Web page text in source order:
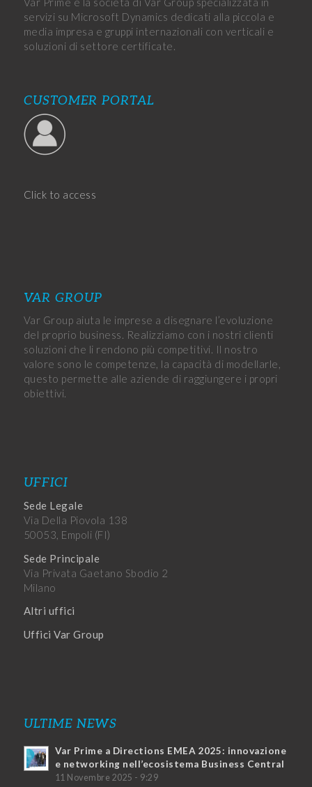
servizi su Microsoft Dynamics dedicati alla piccola e
media impresa e gruppi internazionali con verticali e
soluzioni di settore certificate.
CUSTOMER PORTAL
Click to access
VAR GROUP
Var Group aiuta le imprese a disegnare l’evoluzione
del proprio business. Realizziamo con i nostri clienti
soluzioni che li rendono più competitivi. Il nostro
valore sono le competenze, la capacità di modellarle,
questo permette alle aziende di raggiungere i propri
obiettivi.
UFFICI
Sede Legale
Via Della Piovola 138
50053, Empoli (FI)
Sede Principale
Via Privata Gaetano Sbodio 2
Milano
Altri uffici
Uffici Var Group
ULTIME NEWS
Var Prime a Directions EMEA 2025: innovazione
e networking nell’ecosistema Business Central
11 Novembre 2025 - 9:29